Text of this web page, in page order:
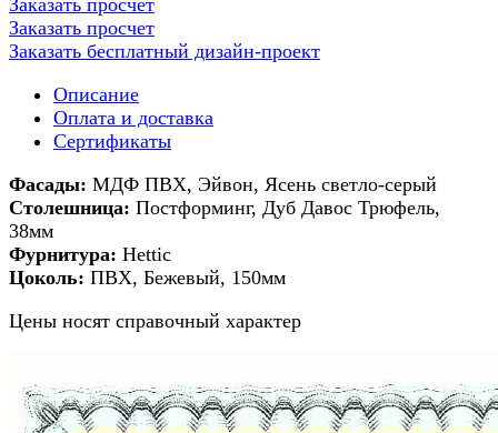
Заказать просчет
Заказать бесплатный дизайн-проект
Описание
Оплата и доставка
Сертификаты
Фасады: МДФ ПВХ, Эйвон, Ясень светло-серый
Столешница: Постформинг, Дуб Давос Трюфель,
38мм
Фурнитура: Hettic
Цоколь: ПВХ, Бежевый, 150мм
Цены носят справочный характер